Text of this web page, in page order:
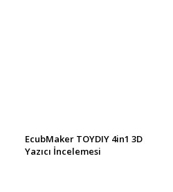
EcubMaker TOYDIY 4in1 3D
Yazıcı İncelemesi